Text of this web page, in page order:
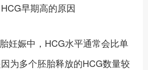
早期高的原因
妊娠中，HCG水平通常会比单
为多个胚胎释放的HCG数量较